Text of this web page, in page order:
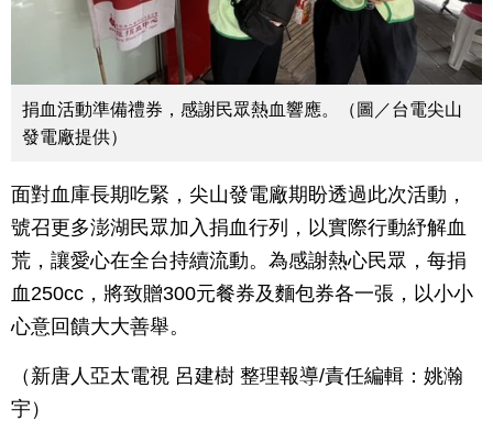
捐血活動準備禮券，感謝民眾熱血響應。（圖／台電尖山
發電廠提供）
面對血庫長期吃緊，尖山發電廠期盼透過此次活動，
號召更多澎湖民眾加入捐血行列，以實際行動紓解血
荒，讓愛心在全台持續流動。為感謝熱心民眾，每捐
血250cc，將致贈300元餐券及麵包券各一張，以小小
心意回饋大大善舉。
（新唐人亞太電視 呂建樹 整理報導/責任編輯：姚瀚
宇）